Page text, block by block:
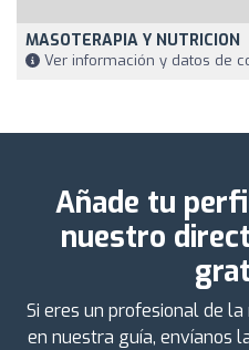
MASOTERAPIA Y NUTRICION
Ver información y datos de
Añade tu
nuestro
Si eres un profesional de
en nuestra guía, envíanos